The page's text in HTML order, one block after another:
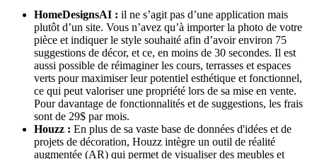
HomeDesignsAI : il ne s’agit pas d’une application mais
plutôt d’un site. Vous n’avez qu’à importer la photo de votre
pièce et indiquer le style souhaité afin d’avoir environ 75
suggestions de décor, et ce, en moins de 30 secondes. Il est
aussi possible de réimaginer les cours, terrasses et espaces
verts pour maximiser leur potentiel esthétique et fonctionnel,
ce qui peut valoriser une propriété lors de sa mise en vente.
Pour davantage de fonctionnalités et de suggestions, les frais
sont de 29$ par mois.
Houzz : En plus de sa vaste base de données d'idées et de
projets de décoration, Houzz intègre un outil de réalité
augmentée (AR) qui permet de visualiser des meubles et